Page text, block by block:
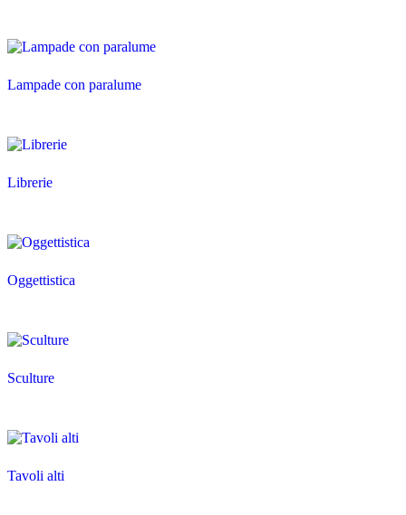
Lampade con paralume
Librerie
Oggettistica
Sculture
Tavoli alti